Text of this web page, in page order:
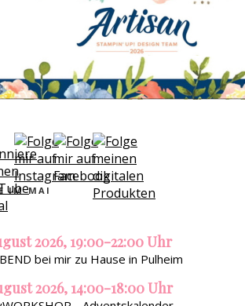
IM MAI
2026, 19:00-22:00 Uhr
bei mir zu Hause in Pulheim
2026, 14:00-18:00 Uhr